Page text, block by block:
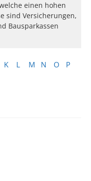
K L M N O
P
einen hohen
sind Versicherungen,
Bausparkassen